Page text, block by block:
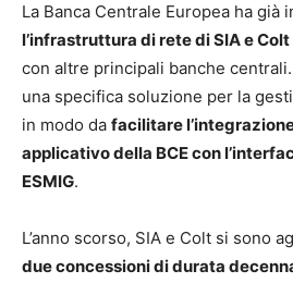
La Banca Centrale Europea ha già
l’infrastruttura di rete di SIA e Colt
con altre principali banche
una specifica soluzione per la
in modo da facilitare
applicativo della BCE con
ESMIG.
L’anno scorso, SIA e Colt si sono
due concessioni di durata